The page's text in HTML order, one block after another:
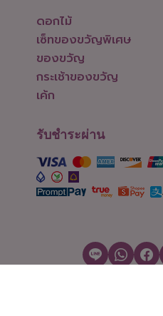
ดอกไม้
เซ็ทของขวัญพิเศษ
ของขวัญ
กระเช้าของขวัญ
เค้ก
รับชำระผ่าน